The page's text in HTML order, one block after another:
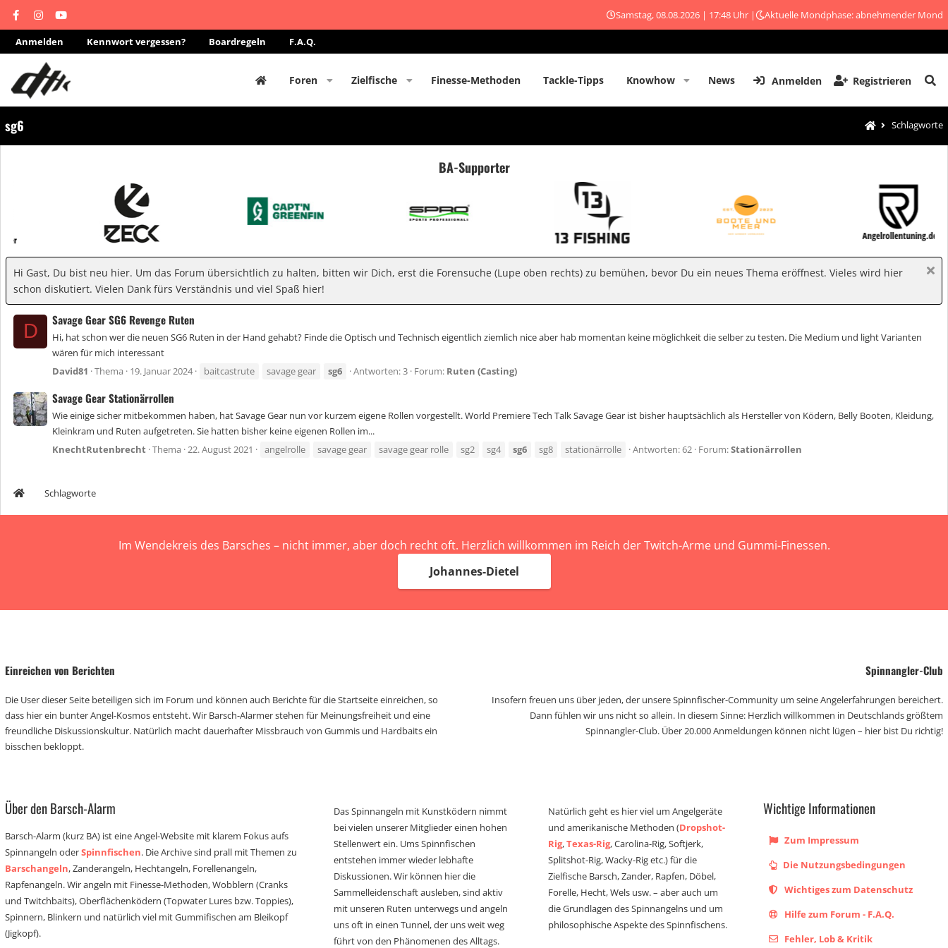
Samstag, 08.08.2026 | 17:48 Uhr | Aktuelle Mondphase: abnehmender Mond
Anmelden Kennwort vergessen? Boardregeln F.A.Q.
Foren Zielfische Finesse-Methoden Tackle-Tipps Knowhow News Anmelden Registrieren
sg6 Schlagworte
BA-Supporter
Hi Gast, Du bist neu hier. Um das Forum übersichtlich zu halten, bitten wir Dich, erst die Forensuche (Lupe oben rechts) zu bemühen, bevor Du ein neues Thema eröffnest. Vieles wird hier
schon diskutiert. Vielen Dank fürs Verständnis und viel Spaß hier!
D
Savage Gear SG6 Revenge Ruten
Hi, hat schon wer die neuen SG6 Ruten in der Hand gehabt? Finde die Optisch und Technisch eigentlich ziemlich nice aber hab momentan keine möglichkeit die selber zu testen. Die Medium und light Varianten
wären für mich interessant
David81 Thema 19. Januar 2024 baitcastrute savage gear sg6 Antworten: 3 Forum: Ruten (Casting)
Savage Gear Stationärrollen
Wie einige sicher mitbekommen haben, hat Savage Gear nun vor kurzem eigene Rollen vorgestellt. World Premiere Tech Talk Savage Gear ist bisher hauptsächlich als Hersteller von Ködern, Belly Booten, Kleidung,
Kleinkram und Ruten aufgetreten. Sie hatten bisher keine eigenen Rollen im...
KnechtRutenbrecht Thema 22. August 2021 angelrolle savage gear savage gear rolle sg2 sg4 sg6 sg8 stationärrolle Antworten: 62 Forum:Stationärrollen
Schlagworte
Im Wendekreis des Barsches – nicht immer, aber doch recht oft. Herzlich willkommen im Reich der Twitch-Arme und Gummi-Finessen.
Johannes-Dietel
Einreichen von Berichten
Die User dieser Seite beteiligen sich im Forum und können auch Berichte für die Startseite einreichen, so
dass hier ein bunter Angel-Kosmos entsteht. Wir Barsch-Alarmer stehen für Meinungsfreiheit und eine
freundliche Diskussionskultur. Natürlich macht dauerhafter Missbrauch von Gummis und Hardbaits ein
bisschen bekloppt.
Spinnangler-Club
Insofern freuen uns über jeden, der unsere Spinnfischer-Community um seine Angelerfahrungen bereichert.
Dann fühlen wir uns nicht so allein. In diesem Sinne: Herzlich willkommen in Deutschlands größtem
Spinnangler-Club. Über 20.000 Anmeldungen können nicht lügen – hier bist Du richtig!
Über den Barsch-Alarm
Barsch-Alarm (kurz BA) ist eine Angel-Website mit klarem Fokus aufs
Spinnangeln oderSpinnfischen. Die Archive sind prall mit Themen zu
Barschangeln, Zanderangeln, Hechtangeln, Forellenangeln,
Rapfenangeln. Wir angeln mit Finesse-Methoden, Wobblern (Cranks
und Twitchbaits), Oberflächenködern (Topwater Lures bzw. Toppies),
Spinnern, Blinkern und natürlich viel mit Gummifischen am Bleikopf
(Jigkopf).
Das Spinnangeln mit Kunstködern nimmt
bei vielen unserer Mitglieder einen hohen
Stellenwert ein. Ums Spinnfischen
entstehen immer wieder lebhafte
Diskussionen. Wir können hier die
Sammelleidenschaft ausleben, sind aktiv
mit unseren Ruten unterwegs und angeln
uns oft in einen Tunnel, der uns weit weg
führt von den Phänomenen des Alltags.
Natürlich geht es hier viel um Angelgeräte
und amerikanische Methoden (Dropshot-
Rig,Texas-Rig, Carolina-Rig, Softjerk,
Splitshot-Rig, Wacky-Rig etc.) für die
Zielfische Barsch, Zander, Rapfen, Döbel,
Forelle, Hecht, Wels usw. – aber auch um
die Grundlagen des Spinnangelns und um
philosophische Aspekte des Spinnfischens.
Wichtige Informationen
Zum Impressum
Die Nutzungsbedingungen
Wichtiges zum Datenschutz
Hilfe zum Forum - F.A.Q.
Fehler, Lob & Kritik